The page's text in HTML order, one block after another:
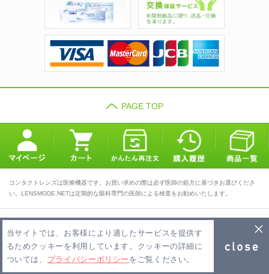
PAGE TOP
コンタクトレンズは医療機器です。お買い求めの際は必ず医師の処方に基づきお選びくださ
い。LENSMODE.NETは定期的な眼科専門の医師による検査をお勧めいたします。
TOP 会社概要
利用規約
プライバシーポリシー
お問い合わせ FAQ
Copyright 2026 LENSMODE.NET PTE,LTD. All Rights Reserved.
当サイトでは、お客様により適したサービスを提供す
るためクッキーを利用しています。クッキーの詳細に
ついては、 プライバシーポリシー をご覧ください。